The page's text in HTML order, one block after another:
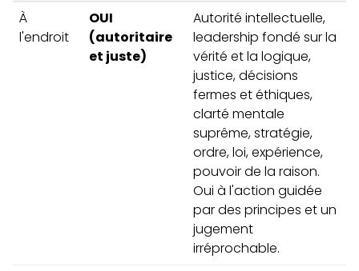
À
l'endroit
OUI
(autoritaire
et juste)
Autorité intellectuelle,
leadership fondé sur la
vérité et la logique,
justice, décisions
fermes et éthiques,
clarté mentale
suprême, stratégie,
ordre, loi, expérience,
pouvoir de la raison.
Oui à l'action guidée
par des principes et un
jugement
irréprochable.